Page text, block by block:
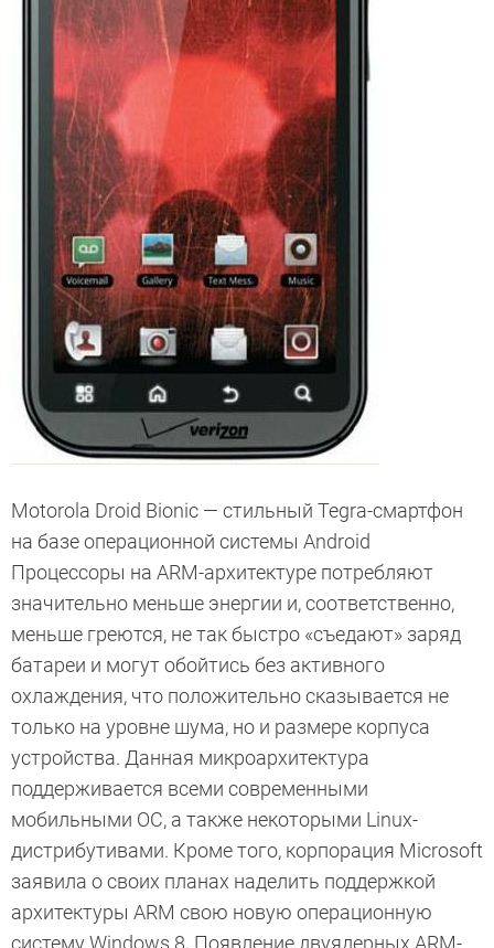
Motorola Droid Bionic — стильный Tegra-смартфон
на базе операционной системы Android
Процессоры на ARM-архитектуре потребляют
значительно меньше энергии и, соответственно,
меньше греются, не так быстро «съедают» заряд
батареи и могут обойтись без активного
охлаждения, что положительно сказывается не
только на уровне шума, но и размере корпуса
устройства. Данная микроархитектура
поддерживается всеми современными
мобильными ОС, а также некоторыми Linux-
дистрибутивами. Кроме того, корпорация Microsoft
заявила о своих планах наделить поддержкой
архитектуры ARM свою новую операционную
систему Windows 8. Появление двуядерных ARM-